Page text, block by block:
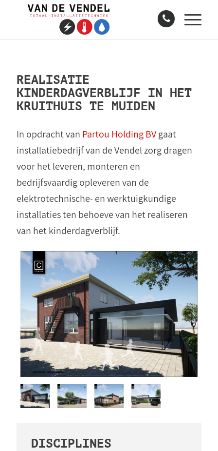
REALISATIE
KINDERDAGVERBLIJF IN HET
KRUITHUIS TE MUIDEN
In opdracht van Partou Holding BVgaat
installatiebedrijf van de Vendel zorg dragen
voor het leveren, monteren en
bedrijfsvaardig opleveren van de
elektrotechnische- en werktuigkundige
installaties ten behoeve van het realiseren
van het kinderdagverblijf.
DISCIPLINES